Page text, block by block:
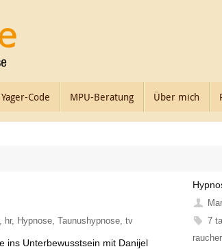
Yager-Code MPU-Beratung Über mich
, hr, Hypnose, Taunushypnose,tv
ins Unterbewusstsein mit Danijel
7